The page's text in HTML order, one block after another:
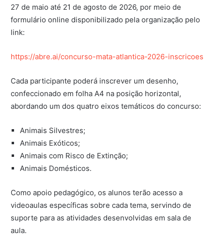
27 de maio até 21 de agosto de 2026, por meio de
formulário online disponibilizado pela organização pelo
link:
https://abre.ai/concurso-mata-atlantica-2026-inscricoes
Cada participante poderá inscrever um desenho,
confeccionado em folha A4 na posição horizontal,
abordando um dos quatro eixos temáticos do concurso:
Animais Silvestres;
Animais Exóticos;
Animais com Risco de Extinção;
Animais Domésticos.
Como apoio pedagógico, os alunos terão acesso a
videoaulas específicas sobre cada tema, servindo de
suporte para as atividades desenvolvidas em sala de
aula.